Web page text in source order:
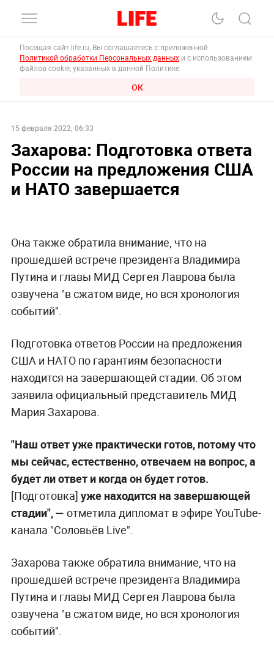
Посещая сайт life.ru, Вы соглашаетесь с приложенной
Политикой обработки Персональных данных и с использованием
файлов cookie, указанных в данной Политике.
ОК
15 февраля 2022, 06:33
Захарова: Подготовка ответа
России на предложения США
и НАТО завершается
Она также обратила внимание, что на
прошедшей встрече президента Владимира
Путина и главы МИД Сергея Лаврова была
озвучена "в сжатом виде, но вся хронология
событий".
Подготовка ответов России на предложения
США и НАТО по гарантиям безопасности
находится на завершающей стадии. Об этом
заявила официальный представитель МИД
Мария Захарова.
"Наш ответ уже практически готов, потому что
мы сейчас, естественно, отвечаем на вопрос, а
будет ли ответ и когда он будет готов.
[Подготовка] уже находится на завершающей
стадии",— отметила дипломат в эфире YouTube-
канала "Соловьёв Live".
Захарова также обратила внимание, что на
прошедшей встрече президента Владимира
Путина и главы МИД Сергея Лаврова была
озвучена "в сжатом виде, но вся хронология
событий".